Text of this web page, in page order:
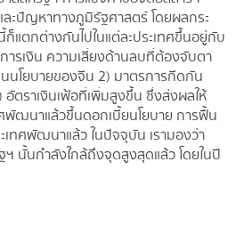
ะปัญหาทางภูมิรัฐศาสตร์ โดยผลกระ
แตกต่างกันไปในแต่ละประเทศขึ้นอยู่กับ
ารเงิน ความเสี่ยงด้านลบที่ต้องจับตา
นโยบายของจีน 2) มาตรการกีดกัน
ตราเงินเฟ้อที่เพิ่มสูงขึ้น ซึ่งส่งผลให้
พัฒนาแล้วขึ้นดอกเบี้ยนโยบาย การฟื้น
ทศพัฒนาแล้ว ในปัจจุบัน เรามองว่า
ฯ นั้นกำลังใกล้ถึงจุดสูงสุดแล้ว โดยในปี